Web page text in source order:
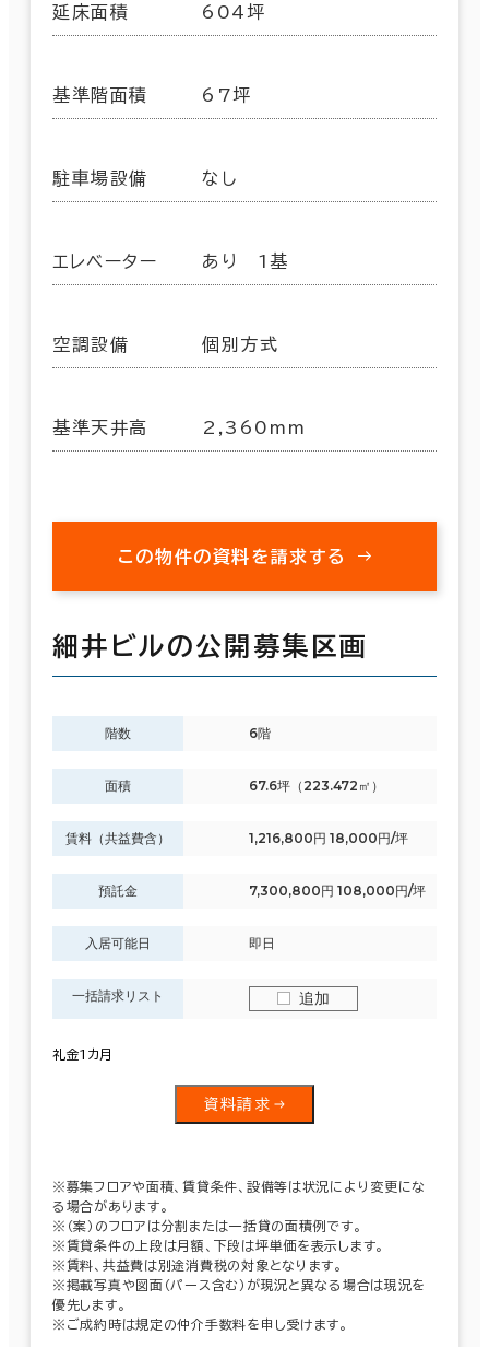
延床面積 604坪
基準階面積 67坪
駐車場設備 なし
エレベーター あり 1基
空調設備 個別方式
基準天井高 2,360mm
この物件の資料を請求する
細井ビルの公開募集区画
階数 6階
面積 67.6坪（223.472㎡）
賃料（共益費含） 1,216,800円 18,000円/坪
預託金 7,300,800円 108,000円/坪
入居可能日 即日
一括請求リスト 追加
礼金1カ月
資料請求
※募集フロアや面積、賃貸条件、設備等は状況により変更にな
る場合があります。
※（案）のフロアは分割または一括貸の面積例です。
※賃貸条件の上段は月額、下段は坪単価を表示します。
※賃料、共益費は別途消費税の対象となります。
※掲載写真や図面（パース含む）が現況と異なる場合は現況を
優先します。
※ご成約時は規定の仲介手数料を申し受けます。